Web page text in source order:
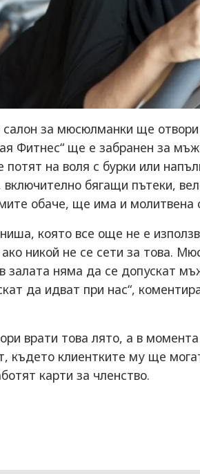
за мюсюлманки ще
Фитнес“ ще е забранен за
потят на воля с бурки или
бягащи пътеки,
обаче, ще има и молитвена
която все още не е
никой не се сети за това.
залата няма да се допускат
да идват при нас“,
врати това лято, а в
където клиентките му ще
карти за членство.